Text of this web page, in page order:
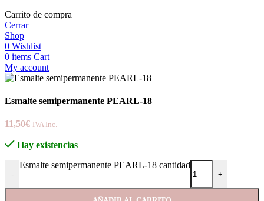
Carrito de compra
Cerrar
Shop
0 Wishlist
0 items Cart
My account
Esmalte semipermanente PEARL-18
11,50€ IVA Inc.
Hay existencias
-
Esmalte semipermanente PEARL-18 cantidad
+